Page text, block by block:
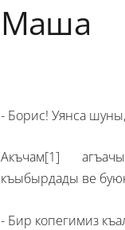
Маша
- Борис! Уянса
Акъчам[1]
къыбырдады ве
- Бир копегимиз